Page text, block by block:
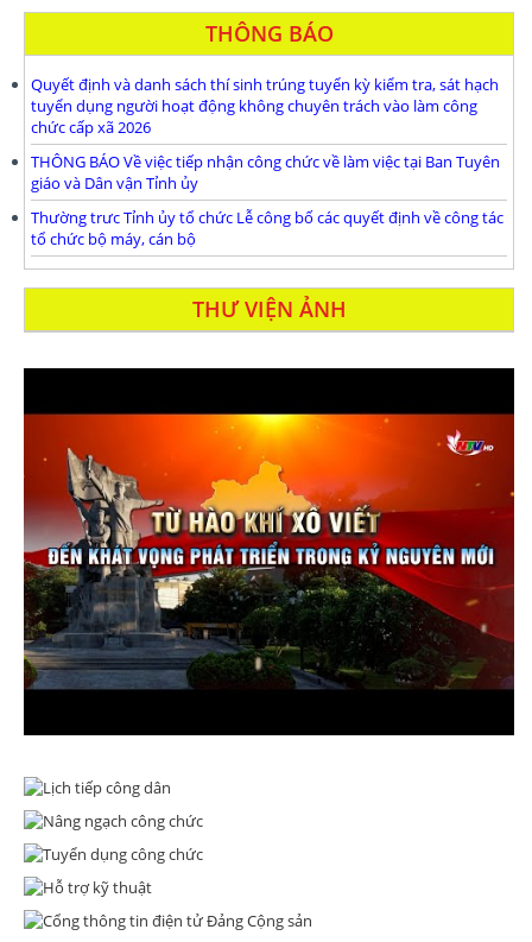
THÔNG BÁO
Quyết định và danh sách thí sinh trúng tuyển kỳ kiểm tra, sát hạch
tuyển dụng người hoạt động không chuyên trách vào làm công
chức cấp xã 2026
THÔNG BÁO Về việc tiếp nhận công chức về làm việc tại Ban Tuyên
giáo và Dân vận Tỉnh ủy
Thường trưc Tỉnh ủy tổ chức Lễ công bố các quyết định về công tác
tổ chức bộ máy, cán bộ
THƯ VIỆN ẢNH